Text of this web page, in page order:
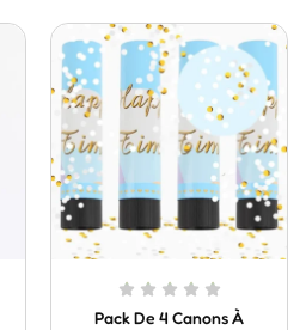
Pack De 4 Canons À